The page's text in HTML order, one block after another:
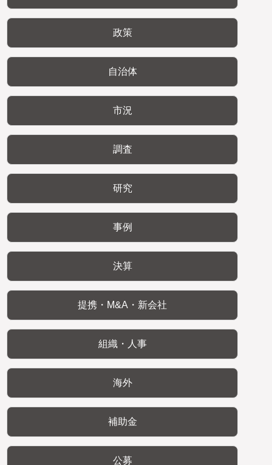
政策
自治体
市況
調査
研究
事例
決算
提携・M&A・新会社
組織・人事
海外
補助金
公募